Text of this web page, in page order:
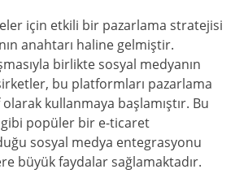
için etkili bir pazarlama stratejisi
anahtarı haline gelmiştir.
birlikte sosyal medyanın
bu platformları pazarlama
kullanmaya başlamıştır. Bu
popüler bir e-ticaret
sosyal medya entegrasyonu
büyük faydalar sağlamaktadır.